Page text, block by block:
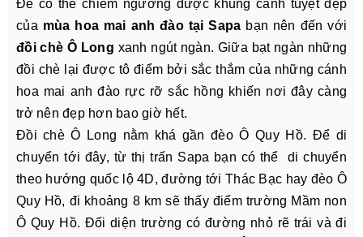
Để có thể chiêm ngưỡng được khung cảnh tuyệt đẹp
của mùa hoa mai anh đào tại Sapa bạn nên đến với
đồi chè Ô Long xanh ngút ngàn. Giữa bạt ngàn những
đồi chè lại được tô điểm bởi sắc thắm của những cánh
hoa mai anh đào rực rỡ sắc hồng khiến nơi đây càng
trở nên đẹp hơn bao giờ hết.
Đồi chè Ô Long nằm khá gần đèo Ô Quy Hồ. Để di
chuyển tới đây, từ thị trấn Sapa bạn có thể di chuyển
theo hướng quốc lộ 4D, đường tới Thác Bạc hay đèo Ô
Quy Hồ, đi khoảng 8 km sẽ thấy điểm trường Mầm non
Ô Quy Hồ. Đối diện trường có đường nhỏ rẽ trái và đi